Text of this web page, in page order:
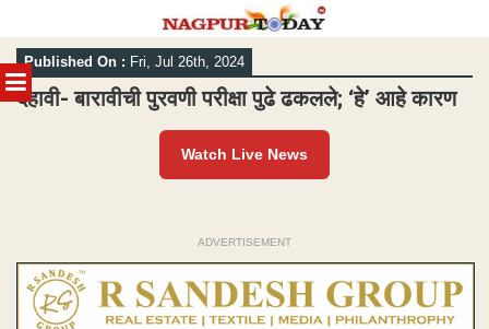
MENU
Skip
to
content
Published On : Fri, Jul 26th, 2024
दहावी- बारावीची पुरवणी परीक्षा पुढे ढकलले; ‘हे’ आहे कारण
Watch Live News
ADVERTISEMENT